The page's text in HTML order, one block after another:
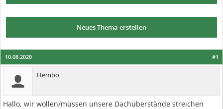
Neues Thema erstellen
#1
10.08.2020
Hembo
Hallo, wir wollen/müssen unsere Dachüberstände streichen